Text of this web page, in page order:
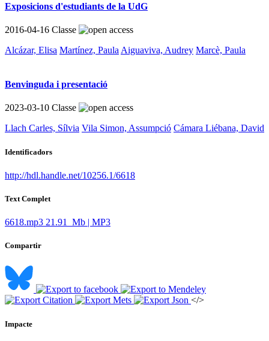
Exposicions d'estudiants de la UdG
2016-04-16 Classe
Alcázar, Elisa Martínez, Paula Aiguaviva, Audrey Marcè, Paula
Benvinguda i presentació
2023-03-10 Classe
Llach Carles, Sílvia Vila Simon, Assumpció Cámara Liébana, David
Identificadors
http://hdl.handle.net/10256.1/6618
Text Complet
6618.mp3 21.91 Mb | MP3
Compartir
</>
Impacte